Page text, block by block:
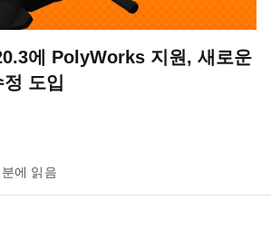
에 PolyWorks 지원, 새로운
도입
에 읽음